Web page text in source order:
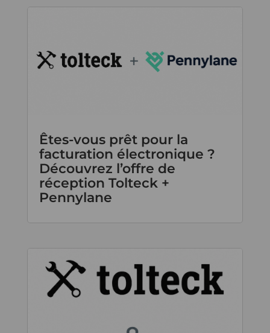
Êtes-vous prêt pour la
facturation électronique ?
Découvrez l’offre de
réception Tolteck +
Pennylane